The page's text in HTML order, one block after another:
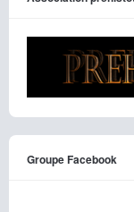
Groupe Facebook